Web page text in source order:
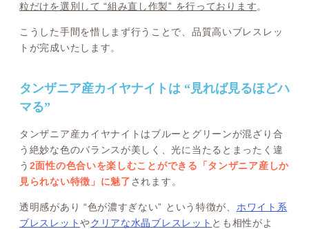
粒だけを選別して “組み直し作製” を行っております。
こうした手間を惜しまず行うことで、品質高いブレスレッ
トが完成いたします。
タンザニア産カイヤナイトは “見れば見るほどハ
マる”
タンザニア産カイヤナイトはブルーとグリーンが混ざり合
う絶妙な色のバランスが美しく、光に当たるとまったく違
う 2面性の色合いを楽しむことができる「タンザニア産しか
見られない特徴」に魅了 されます。
透明感があり “色が濃すぎない” という特徴が、 ホワイト系
ブレスレットやクリアな水晶ブレスレット とも相性がよ